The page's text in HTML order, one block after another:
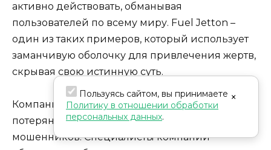
активно действовать, обманывая
пользователей по всему миру. Fuel Jetton –
один из таких примеров, который использует
заманчивую оболочку для привлечения жертв,
скрывая свою истинную суть.
Компания Scammavis помогает вернуть деньги,
потерянные в результате действий
мошенников. Специалисты компании
×
Пользуясь сайтом, вы принимаете
Политику в отношении обработки
персональных данных.